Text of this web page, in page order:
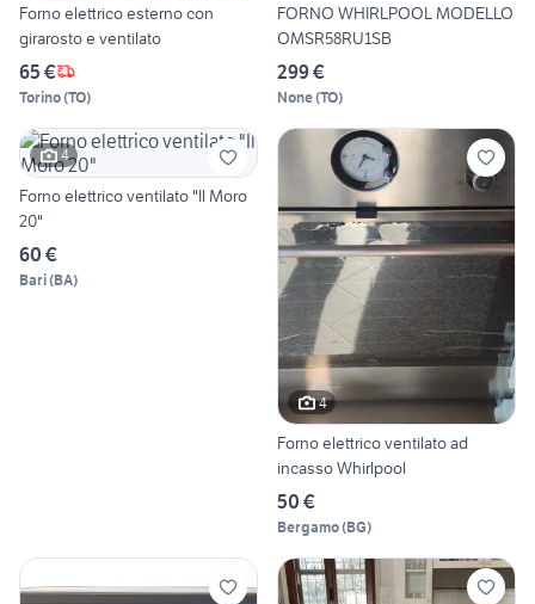
Forno elettrico esterno con
girarosto e ventilato
65 €
Torino(TO)
FORNO WHIRLPOOL MODELLO
OMSR58RU1SB
299 €
None(TO)
4
Forno elettrico ventilato "Il Moro
20"
60 €
Bari(BA)
4
Forno elettrico ventilato ad
incasso Whirlpool
50 €
Bergamo(BG)